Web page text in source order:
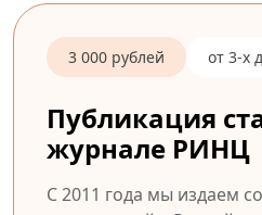
3 000 рублей от 3-х
Публикация
журнале РИНЦ
С 2011 года мы издаем